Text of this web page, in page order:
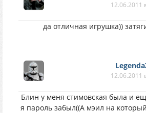
12.06.2011
да отличная игрушка))
12.06.2011
Блин у меня стимовская была и
я пароль забыл((А мэил на